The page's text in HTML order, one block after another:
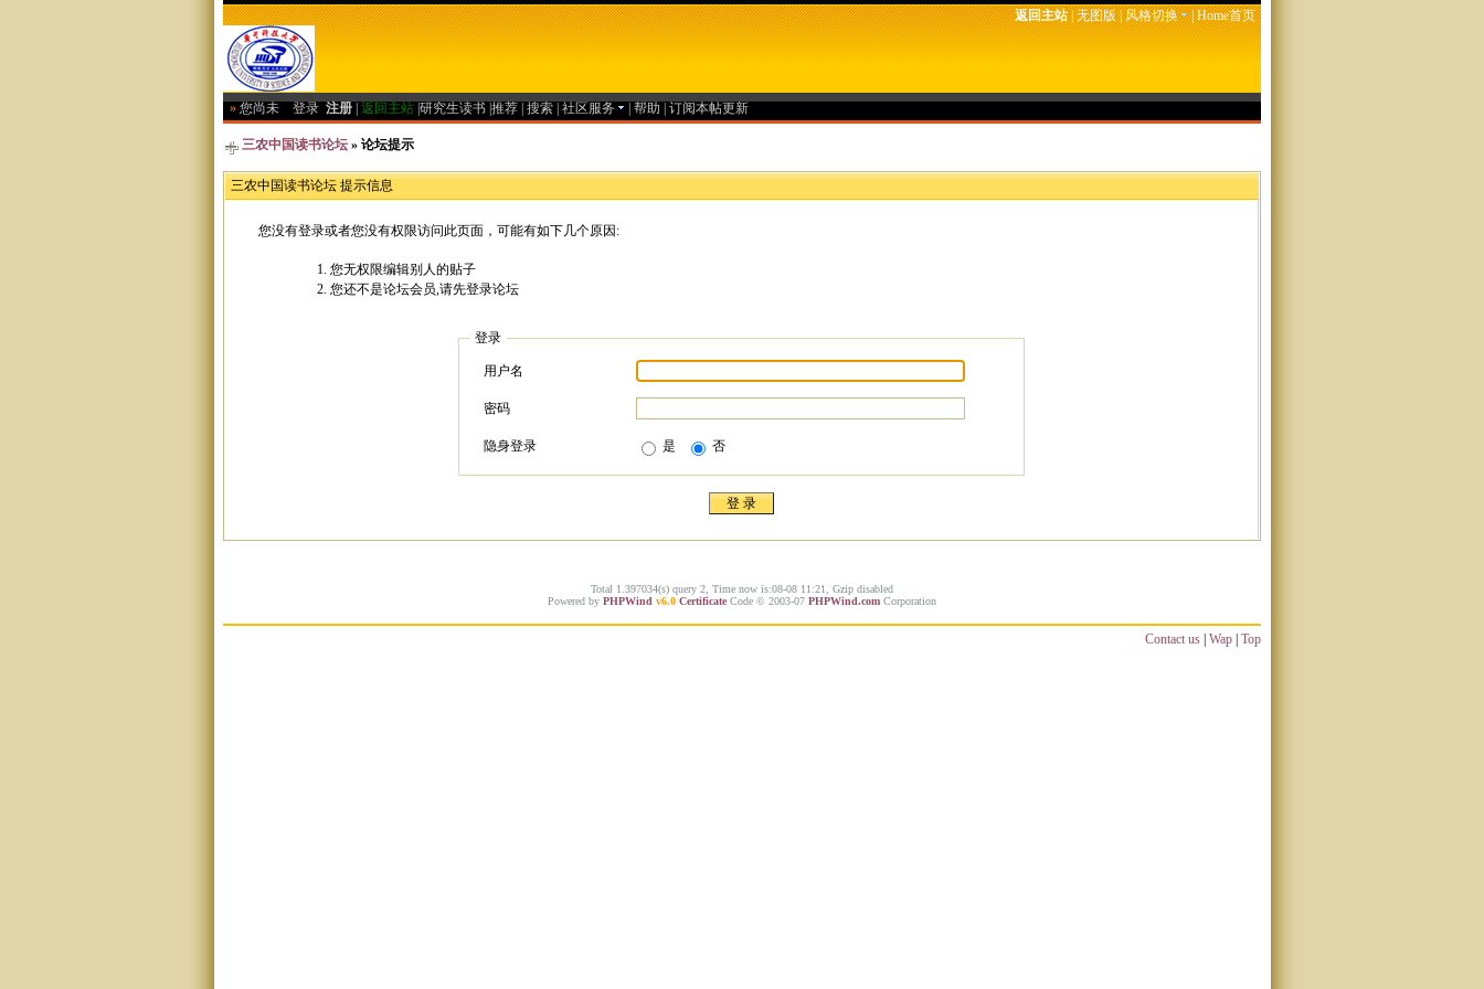
返回主站|无图版|风格切换 |Home首页
» 您尚未 登录 注册 返回主站 研究生读书 推荐 搜索 社区服务 帮助 订阅本帖更新
三农中国读书论坛 » 论坛提示
三农中国读书论坛 提示信息
您没有登录或者您没有权限访问此页面，可能有如下几个原因:
您无权限编辑别人的贴子
您还不是论坛会员,请先登录论坛
登录
用户名
密码
隐身登录 是 否
Total 1.397034(s) query 2, Time now is:08-08 11:21, Gzip disabled
Powered by PHPWind v6.0 Certificate Code © 2003-07 PHPWind.com Corporation
Contact us | Wap | Top